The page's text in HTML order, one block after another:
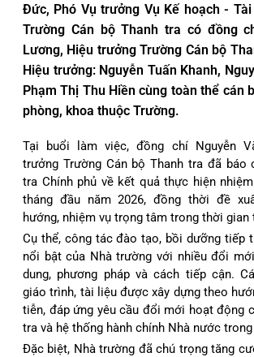
Đức, Phó Vụ trưởng Vụ Kế hoạch -
Trường Cán bộ Thanh tra có đồng
Lương, Hiệu trưởng Trường Cán bộ
Hiệu trưởng: Nguyễn Tuấn Khanh,
Phạm Thị Thu Hiền cùng toàn thể cán
phòng, khoa thuộc Trường.
Tại buổi làm việc, đồng chí Nguyễn
trưởng Trường Cán bộ Thanh tra đã báo
tra Chính phủ về kết quả thực hiện
tháng đầu năm 2026, đồng thời đề
hướng, nhiệm vụ trọng tâm trong thời gian
Cụ thể, công tác đào tạo, bồi dưỡng tiếp
nổi bật của Nhà trường với nhiều đổi
dung, phương pháp và cách tiếp cận.
giáo trình, tài liệu được xây dựng theo
tiễn, đáp ứng yêu cầu đổi mới hoạt động
tra và hệ thống hành chính Nhà nước
Đặc biệt, Nhà trường đã chú trọng tăng